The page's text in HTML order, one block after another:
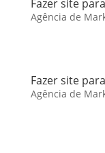
Fazer site
Agência de
Fazer site
Agência de